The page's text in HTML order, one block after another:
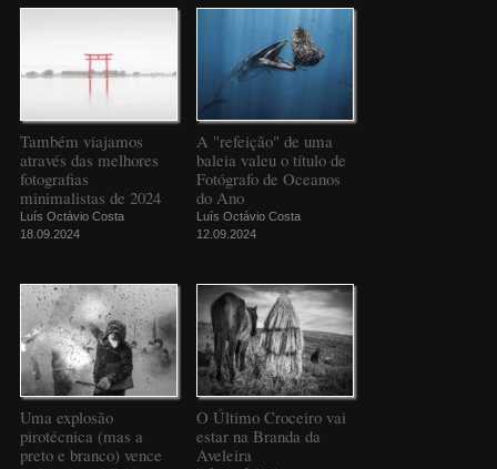
Também viajamos
através das melhores
fotografias
minimalistas de 2024
Luís Octávio Costa
18.09.2024
A "refeição" de uma
baleia valeu o título de
Fotógrafo de Oceanos
do Ano
Luís Octávio Costa
12.09.2024
Uma explosão
pirotécnica (mas a
preto e branco) vence
O Último Croceiro vai
estar na Branda da
Aveleira